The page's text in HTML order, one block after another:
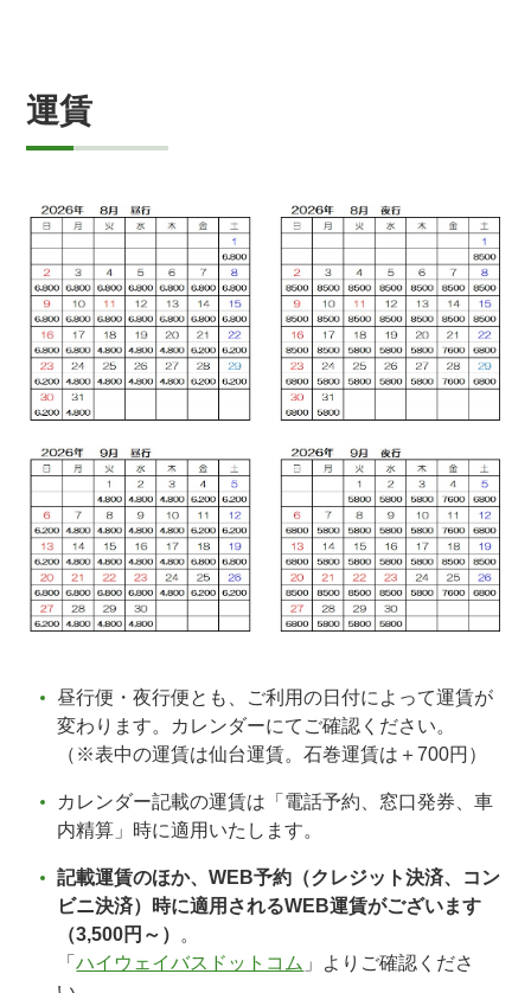
運賃
昼行便・夜行便とも、ご利用の日付によって運賃が
変わります。カレンダーにてご確認ください。
（※表中の運賃は仙台運賃。石巻運賃は＋700円）
カレンダー記載の運賃は「電話予約、窓口発券、車
内精算」時に適用いたします。
記載運賃のほか、WEB予約（クレジット決済、コン
ビニ決済）時に適用されるWEB運賃がございます
（3,500円～） 。
「ハイウェイバスドットコム 」よりご確認くださ